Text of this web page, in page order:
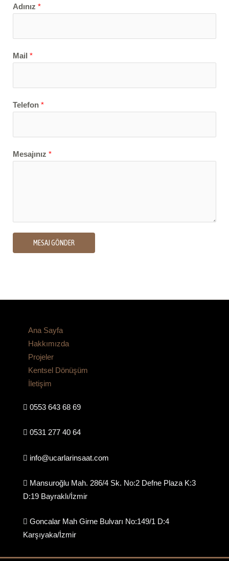
Adınız *
Mail *
Telefon *
Mesajınız *
MESAJ GÖNDER
Ana Sayfa
Hakkımızda
Projeler
Kentsel Dönüşüm
İletişim
0553 643 68 69
0531 277 40 64
info@ucarlarinsaat.com
Mansuroğlu Mah. 286/4 Sk. No:2 Defne Plaza K:3
D:19 Bayraklı/İzmir
Goncalar Mah Girne Bulvarı No:149/1 D:4
Karşıyaka/İzmir